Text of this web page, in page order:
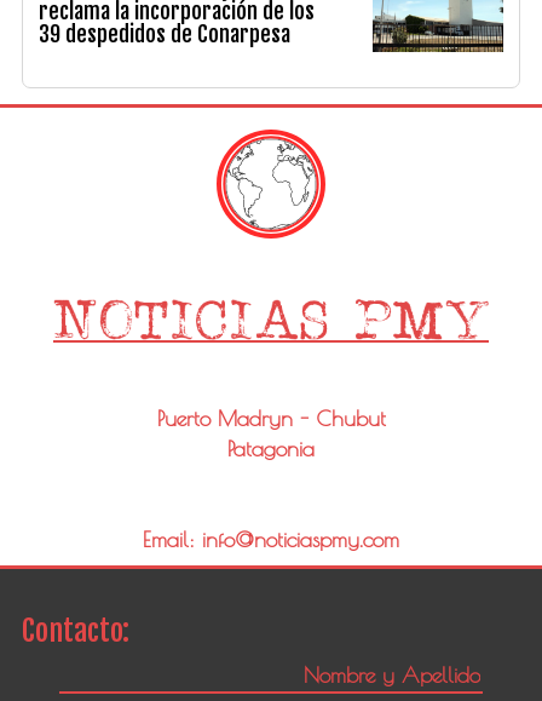
reclama la incorporación de los
39 despedidos de Conarpesa
Puerto Madryn - Chubut
Patagonia
Email: info@noticiaspmy.com
Contacto: